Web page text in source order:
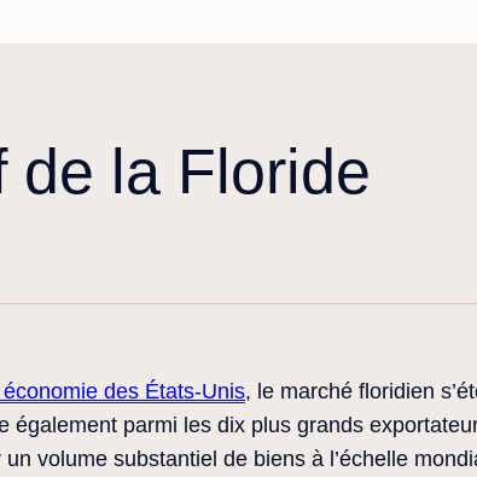
de la Floride
des États-Unis, le marché floridien
également parmi les dix plus grands
volume substantiel de biens à l’échelle